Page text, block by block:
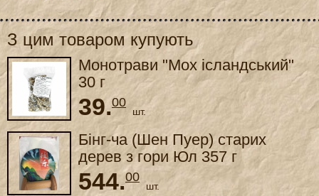
З цим товаром купують
Монотрави "Мох ісландський"
30 г
39.00
шт.
Бінг-ча (Шен Пуер) старих
дерев з гори Юл 357 г
544.00
шт.